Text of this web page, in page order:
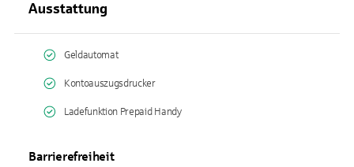
Ausstattung
Geldautomat
Kontoauszugsdrucker
Ladefunktion Prepaid Handy
Barrierefreiheit